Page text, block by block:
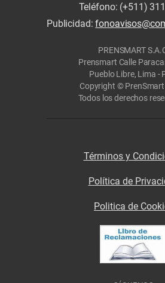
Teléfono: (+511)
Publicidad:
PRENSMART
Prensmart Calle
Pueblo Libre, Lima -
Copyright © PrenSmart
Todos los derechos
Términos y
Política de
Politica de